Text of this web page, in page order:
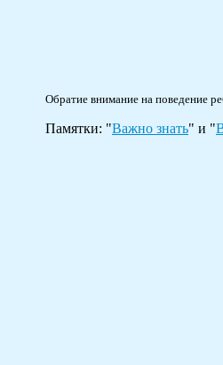
Обратие внимание на поведение
Памятки: "Важно знать" и "